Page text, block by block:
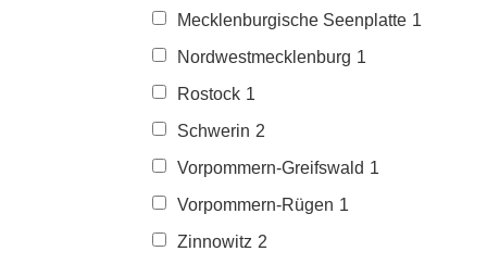
Mecklenburgische Seenplatte 1
Nordwestmecklenburg 1
Rostock 1
Schwerin 2
Vorpommern-Greifswald 1
Vorpommern-Rügen 1
Zinnowitz 2